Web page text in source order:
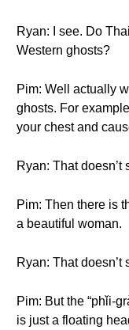
Ryan: I see. Do
Western ghosts?
Pim: Well actually
ghosts. For
your chest and
Ryan: That doesn’t
Pim: Then there is
a beautiful woman.
Ryan: That doesn’t
Pim: But the “phǐi-
is just a floating